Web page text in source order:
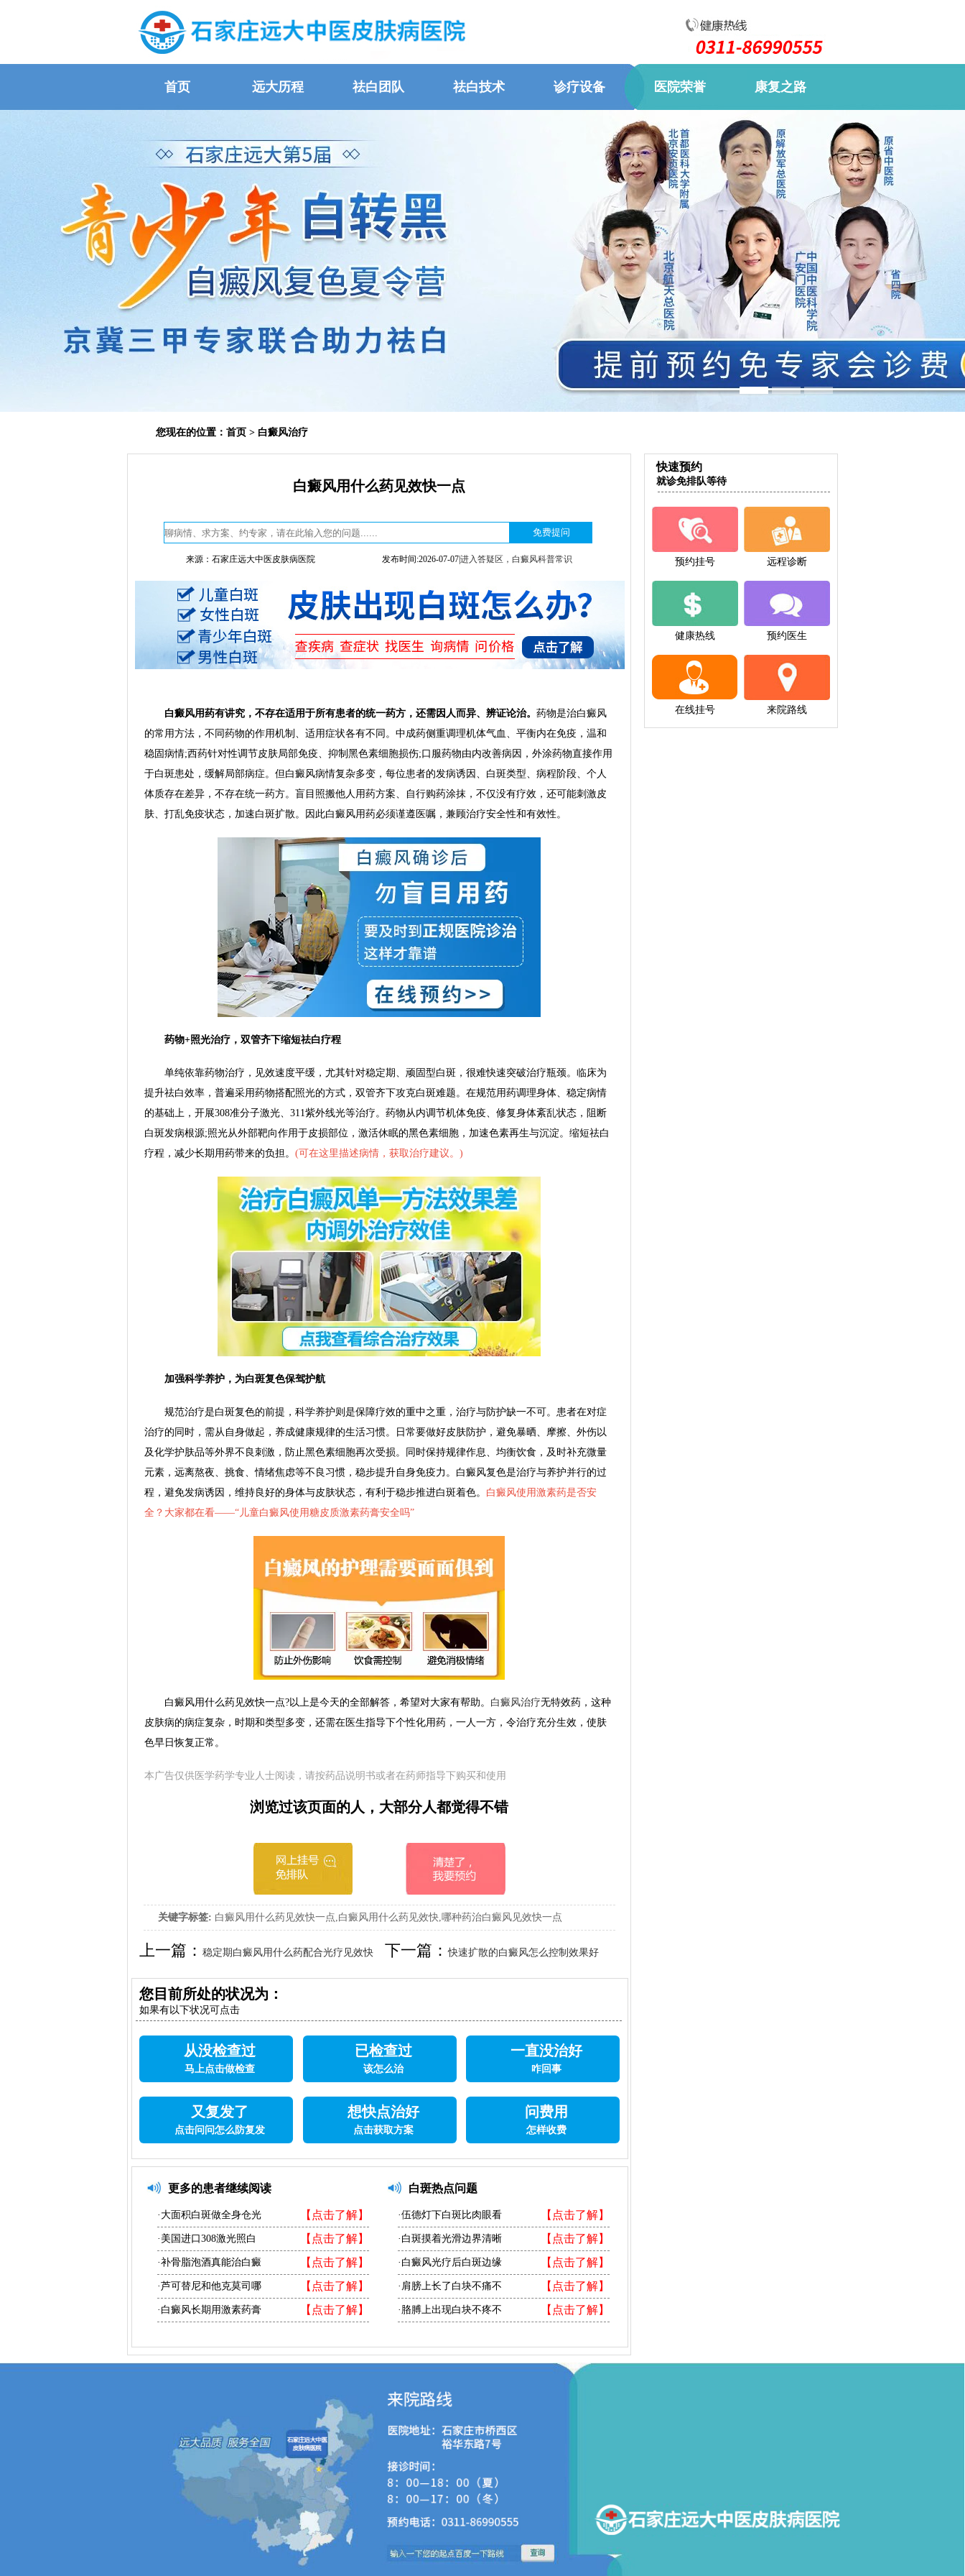
首页 远大历程 祛白团队 祛白技术 诊疗设备 医院荣誉 康复之路
您现在的位置： 首页 > 白癜风治疗
白癜风用什么药见效快一点
来源：石家庄远大中医皮肤病医院 发布时间:2026-07-07|进入答疑区，白癜风科普常识
白癜风用药有讲究，不存在适用于所有患者的统一药方，还需因人而异、辨证论治。 药物是治白癜风
的常用方法，不同药物的作用机制、适用症状各有不同。中成药侧重调理机体气血、平衡内在免疫，温和
稳固病情;西药针对性调节皮肤局部免疫、抑制黑色素细胞损伤;口服药物由内改善病因，外涂药物直接作用
于白斑患处，缓解局部病症。但白癜风病情复杂多变，每位患者的发病诱因、白斑类型、病程阶段、个人
体质存在差异，不存在统一药方。盲目照搬他人用药方案、自行购药涂抹，不仅没有疗效，还可能刺激皮
肤、打乱免疫状态，加速白斑扩散。因此白癜风用药必须谨遵医嘱，兼顾治疗安全性和有效性。
药物+照光治疗，双管齐下缩短祛白疗程
单纯依靠药物治疗，见效速度平缓，尤其针对稳定期、顽固型白斑，很难快速突破治疗瓶颈。临床为
提升祛白效率，普遍采用药物搭配照光的方式，双管齐下攻克白斑难题。在规范用药调理身体、稳定病情
的基础上，开展308准分子激光、311紫外线光等治疗。药物从内调节机体免疫、修复身体紊乱状态，阻断
白斑发病根源;照光从外部靶向作用于皮损部位，激活休眠的黑色素细胞，加速色素再生与沉淀。缩短祛白
疗程，减少长期用药带来的负担。 (可在这里描述病情，获取治疗建议。 )
加强科学养护，为白斑复色保驾护航
规范治疗是白斑复色的前提，科学养护则是保障疗效的重中之重，治疗与防护缺一不可。患者在对症
治疗的同时，需从自身做起，养成健康规律的生活习惯。日常要做好皮肤防护，避免暴晒、摩擦、外伤以
及化学护肤品等外界不良刺激，防止黑色素细胞再次受损。同时保持规律作息、均衡饮食，及时补充微量
元素，远离熬夜、挑食、情绪焦虑等不良习惯，稳步提升自身免疫力。白癜风复色是治疗与养护并行的过
程，避免发病诱因，维持良好的身体与皮肤状态，有利于稳步推进白斑着色。 白癜风使用激素药是否安
全？大家都在看——“儿童白癜风使用糖皮质激素药膏安全吗”
白癜风用什么药见效快一点?以上是今天的全部解答，希望对大家有帮助。 白癜风治疗无特效药，这种
皮肤病的病症复杂，时期和类型多变，还需在医生指导下个性化用药，一人一方，令治疗充分生效，使肤
色早日恢复正常。
本广告仅供医学药学专业人士阅读，请按药品说明书或者在药师指导下购买和使用
浏览过该页面的人，大部分人都觉得不错
关键字标签: 白癜风用什么药见效快一点,白癜风用什么药见效快,哪种药治白癜风见效快一点
上一篇：稳定期白癜风用什么药配合光疗见效快 下一篇：快速扩散的白癜风怎么控制效果好
您目前所处的状况为：
如果有以下状况可点击
从没检查过
马上点击做检查
已检查过
该怎么治
一直没治好
咋回事
又复发了
点击问问怎么防复发
想快点治好
点击获取方案
问费用
怎样收费
更多的患者继续阅读
【点击了解】
·大面积白斑做全身仓光
【点击了解】
·美国进口308激光照白
【点击了解】
·补骨脂泡酒真能治白癜
【点击了解】
·芦可替尼和他克莫司哪
【点击了解】
·白癜风长期用激素药膏
白斑热点问题
【点击了解】
·伍德灯下白斑比肉眼看
【点击了解】
·白斑摸着光滑边界清晰
【点击了解】
·白癜风光疗后白斑边缘
【点击了解】
·肩膀上长了白块不痛不
【点击了解】
·胳膊上出现白块不疼不
快速预约
就诊免排队等待
预约挂号 远程诊断
健康热线 预约医生
在线挂号 来院路线